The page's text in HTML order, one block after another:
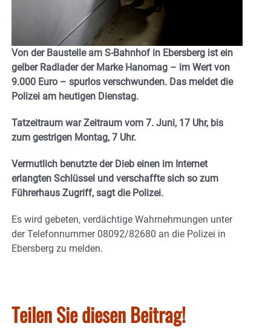
Von der Baustelle am S-Bahnhof in Ebersberg ist ein
gelber Radlader der Marke Hanomag – im Wert von
9.000 Euro – spurlos verschwunden. Das meldet die
Polizei am heutigen Dienstag.
Tatzeitraum war Zeitraum vom 7. Juni, 17 Uhr, bis
zum gestrigen Montag, 7 Uhr.
Vermutlich benutzte der Dieb einen im Internet
erlangten Schlüssel und verschaffte sich so zum
Führerhaus Zugriff, sagt die Polizei.
Es wird gebeten, verdächtige Wahrnehmungen unter
der Telefonnummer 08092/82680 an die Polizei in
Ebersberg zu melden.
Teilen Sie diesen Beitrag!